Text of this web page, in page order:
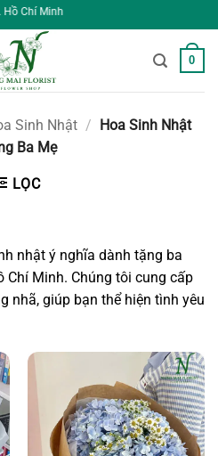
0
Sinh Nhật / Hoa Sinh Nhật
Ba Mẹ
LỌC
nhật ý nghĩa dành tặng ba
Chí Minh. Chúng tôi cung cấp
nhã, giúp bạn thể hiện tình yêu